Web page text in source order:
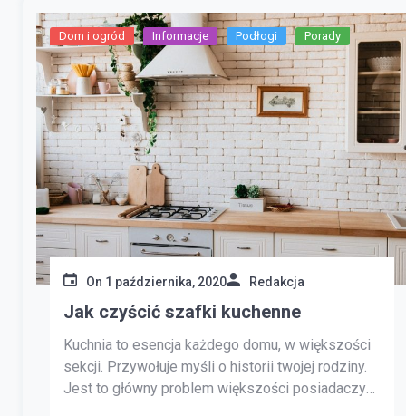
Dom i ogród Informacje Podłogi Porady
On 1 października, 2020 Redakcja
Jak czyścić szafki kuchenne
Kuchnia to esencja każdego domu, w większości
sekcji. Przywołuje myśli o historii twojej rodziny.
Jest to główny problem większości posiadaczy